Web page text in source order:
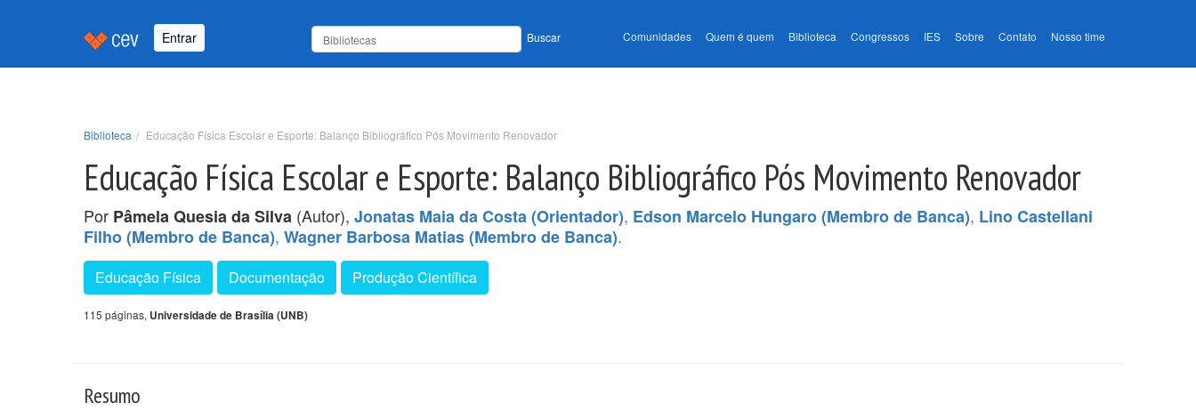
Entrar Buscar Comunidades Quem é quem Biblioteca Congressos IES Sobre Contato Nosso time
Biblioteca Educação Física Escolar e Esporte: Balanço Bibliográfico Pós Movimento Renovador
Educação Física Escolar e Esporte: Balanço Bibliográfico Pós Movimento Renovador
Por Pâmela Quesia da Silva (Autor), Jonatas Maia da Costa (Orientador), Edson Marcelo Hungaro (Membro de Banca), Lino Castellani
Filho (Membro de Banca), Wagner Barbosa Matias (Membro de Banca).
Educação Física Documentação Produção Científica
115 páginas, Universidade de Brasília (UNB)
Resumo